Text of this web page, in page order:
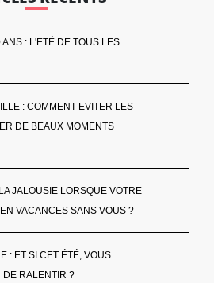
: L'ETÉ DE TOUS LES
: COMMENT EVITER LES
DE BEAUX MOMENTS
JALOUSIE LORSQUE VOTRE
VACANCES SANS VOUS ?
: ET SI CET ÉTÉ, VOUS
DE RALENTIR ?